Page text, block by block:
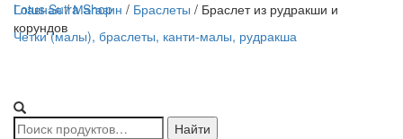
Lotus Sutra Shop
Четки (малы), браслеты, канти-малы, рудракша
Главная/Магазин / Браслеты / Браслет из рудракши и
корундов